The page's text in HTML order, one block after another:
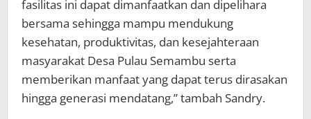
fasilitas ini dapat dimanfaatkan dan dipelihara
bersama sehingga mampu mendukung
kesehatan, produktivitas, dan kesejahteraan
masyarakat Desa Pulau Semambu serta
memberikan manfaat yang dapat terus dirasakan
hingga generasi mendatang,” tambah Sandry.